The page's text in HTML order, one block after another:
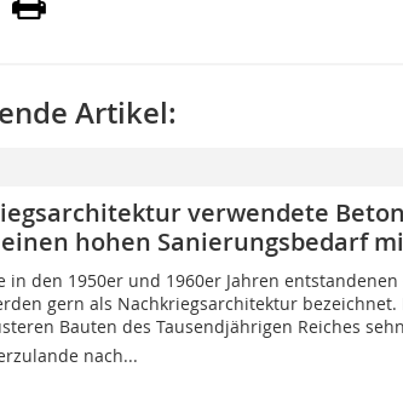
Artikel:
verwendete
hohen Sanierungsbedarf
in den 1950er und 1960er Jahren entstandenen
gern als Nachkriegsarchitektur bezeichnet.
Bauten des Tausendjährigen Reiches
nach...